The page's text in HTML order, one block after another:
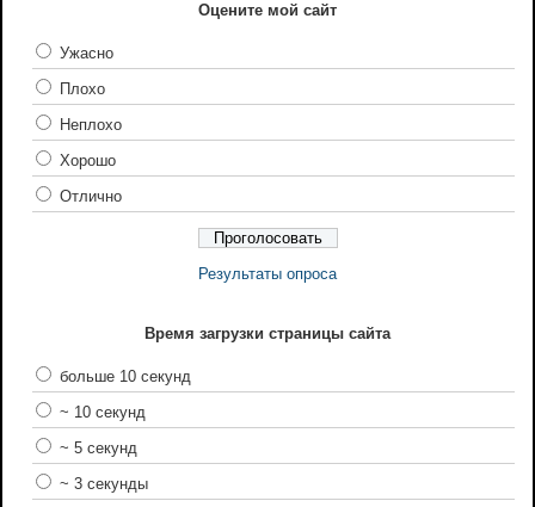
Оцените мой сайт
Ужасно
Плохо
Неплохо
Хорошо
Отлично
Результаты опроса
Время загрузки страницы сайта
больше 10 секунд
~ 10 секунд
~ 5 секунд
~ 3 секунды